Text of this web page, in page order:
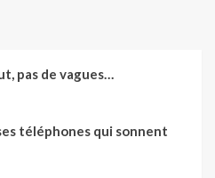
pas de vagues…
téléphones qui sonnent